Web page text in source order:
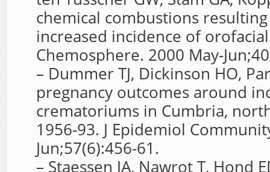
chemical combustions
increased incidence of
Chemosphere. 2000 May-
– Dummer TJ, Dickinson HO,
pregnancy outcomes around
crematoriums in Cumbria,
1956-93. J Epidemiol
Jun;57(6):456-61.
– Staessen JA, Nawrot T, Hond